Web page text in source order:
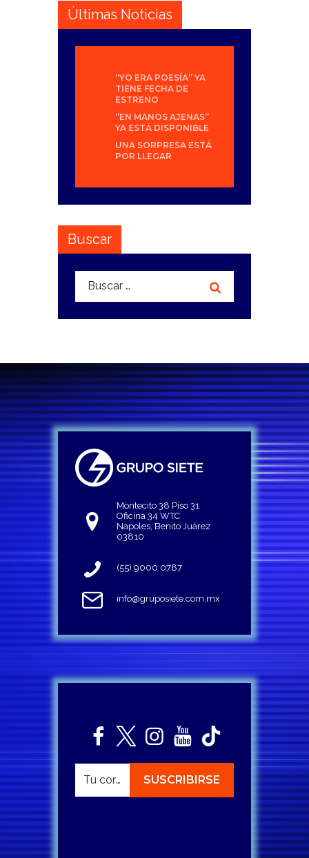
Últimas Noticias
“YO ERA POESÍA” YA
TIENE FECHA DE
ESTRENO
“EN MANOS AJENAS”
YA ESTÁ DISPONIBLE
UNA SORPRESA ESTÁ
POR LLEGAR
Buscar
Buscar:
Montecito 38 Piso 31
Oficina 34 WTC
Napoles, Benito Juárez
03810
(55) 9000 0787
info@gruposiete.com.mx